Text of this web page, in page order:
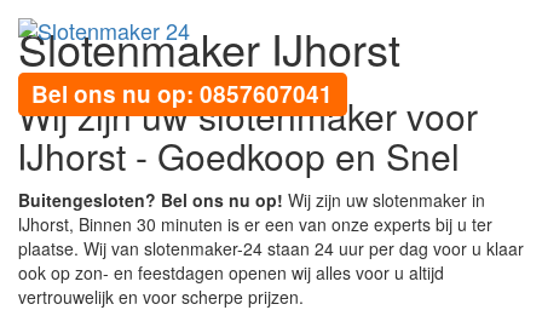
Bel ons nu op: 0857607041
Slotenmaker IJhorst
Wij zijn uw slotenmaker voor
IJhorst - Goedkoop en Snel
Buitengesloten? Bel ons nu op! Wij zijn uw slotenmaker in
IJhorst, Binnen 30 minuten is er een van onze experts bij u ter
plaatse. Wij van slotenmaker-24 staan 24 uur per dag voor u klaar
ook op zon- en feestdagen openen wij alles voor u altijd
vertrouwelijk en voor scherpe prijzen.